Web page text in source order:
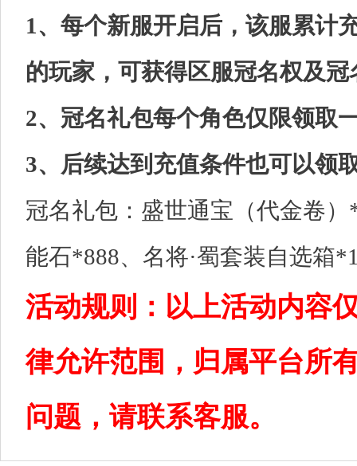
1、每个新服开启后，该服累计
的玩家，可获得区服冠名权及
2、冠名礼包每个角色仅限领取
3、后续达到充值条件也可以领
冠名礼包：盛世通宝（代金卷
能石*888、名将·蜀套装自选箱
活动规则：以上活动内容
律允许范围，归属平台所
问题，请联系客服。